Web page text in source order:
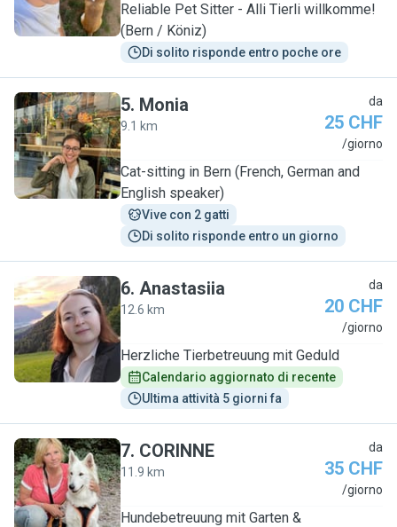
Reliable Pet Sitter - Alli Tierli willkomme!
(Bern / Köniz)
Di solito risponde entro poche ore
M
5. Monia
9.1 km
da
25 CHF
/giorno
Cat-sitting in Bern (French, German and
English speaker)
Vive con 2 gatti
Di solito risponde entro un giorno
A
6. Anastasiia
12.6 km
da
20 CHF
/giorno
Herzliche Tierbetreuung mit Geduld
Calendario aggiornato di recente
Ultima attività 5 giorni fa
C
7. CORINNE
11.9 km
da
35 CHF
/giorno
Hundebetreuung mit Garten &